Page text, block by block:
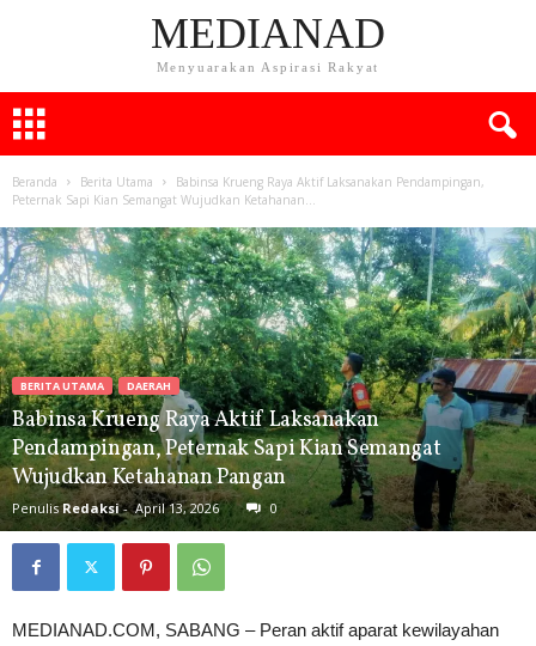
MEDIANAD
Menyuarakan Aspirasi Rakyat
Beranda Berita Utama
Babinsa Krueng Raya Aktif Laksanakan Pendampingan,
Peternak Sapi Kian Semangat Wujudkan Ketahanan...
BERITA UTAMA DAERAH
Babinsa Krueng Raya Aktif Laksanakan
Pendampingan, Peternak Sapi Kian Semangat
Wujudkan Ketahanan Pangan
Penulis Redaksi- April 13, 2026 0
MEDIANAD.COM, SABANG – Peran aktif aparat kewilayahan